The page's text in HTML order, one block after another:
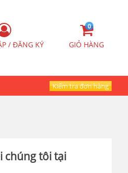
/ ĐĂNG KÝ
0
GIỎ HÀNG
Kiểm tra đơn hàng
chúng tôi tại